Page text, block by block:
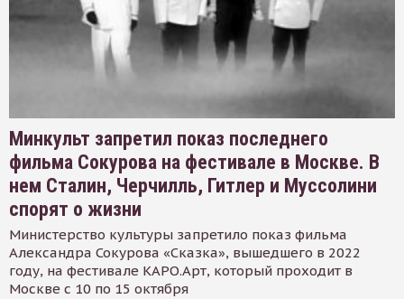
Минкульт запретил показ последнего
фильма Сокурова на фестивале в Москве. В
нем Сталин, Черчилль, Гитлер и Муссолини
спорят о жизни
Министерство культуры запретило показ фильма
Александра Сокурова «Сказка», вышедшего в 2022
году, на фестивале КАРО.Арт, который проходит в
Москве с 10 по 15 октября